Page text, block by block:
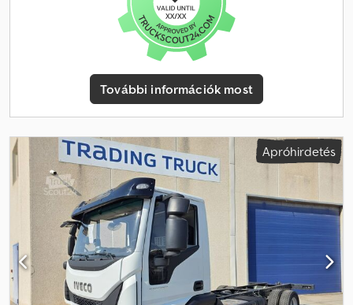
alváz, vezetőfülkés kivitel, kiváló gumiabroncsok, tökéletes
műszaki állapot, kifogástalan karosszéria, tengelytáv 4700 mm,
hálófülke. Dcsdpfx Ajzqz Eaog Nek
További információk most
Apróhirdetés